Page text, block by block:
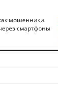
мошенники
смартфоны